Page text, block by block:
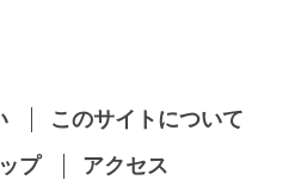
このサイトについて
プ
アクセス